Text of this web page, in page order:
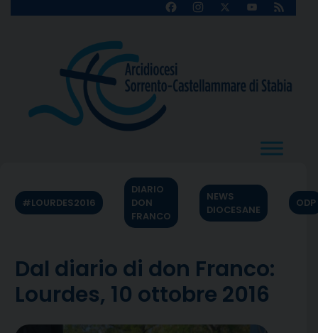
FacebookInstagram
X
YouTube
Feed
#LOURDES2016
DIARIO
DON
FRANCO
NEWS
DIOCESANE
ODP
Dal diario di don Franco:
Lourdes, 10 ottobre 2016